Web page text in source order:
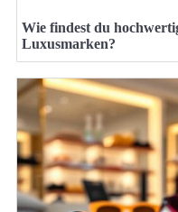
Wie findest du
Luxusmarken?